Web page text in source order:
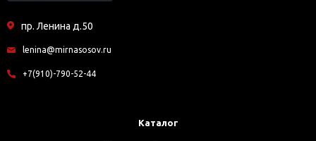
пр. Ленина д.50
lenina@mirnasosov.ru
+7(910)-790-52-44
Каталог